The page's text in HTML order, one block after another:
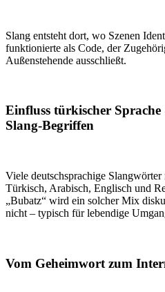
Slang entsteht dort, wo Szenen
funktionierte als Code, der
Außenstehende ausschließt.
Einfluss türkischer
Slang-Begriffen
Viele deutschsprachige Slangwörter
Türkisch, Arabisch, Englisch und
„Bubatz“ wird ein solcher Mix
nicht – typisch für lebendige
Vom Geheimwort zum